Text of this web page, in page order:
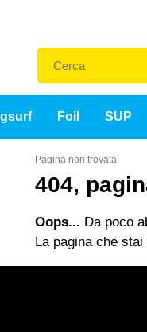
Foil SUP
Pagina non trovata
404,
Oops... Da poco
La pagina che